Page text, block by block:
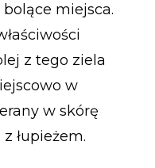
miejsca.
z tego ziela
w
w skórę
łupieżem.